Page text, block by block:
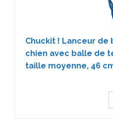
Chuckit ! Lanceur
chien avec balle de
taille moyenne, 46